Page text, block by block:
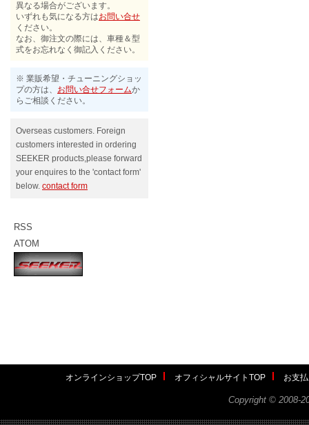
異なる場合がございます。
いずれも気になる方はお問い合せ
ください。
なお、御注文の際には、車種＆型
式をお忘れなく御記入ください。
※ 業販希望・チューニングショッ
プの方は、 お問い合せフォームか
らご相談ください。
Overseas customers. Foreign
customers interested in ordering
SEEKER products,please forward
your enquires to the 'contact form'
below. contact form
RSS
ATOM
オンラインショップTOP オフィシャルサイトTOP お支
Copyright © 2008-